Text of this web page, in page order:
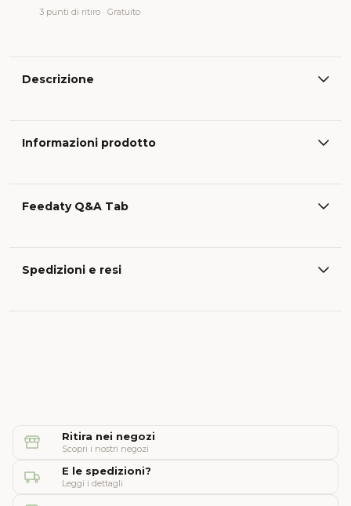
3 punti di ritiro · Gratuito
Descrizione
Informazioni prodotto
Feedaty Q&A Tab
Spedizioni e resi
Ritira nei negozi
Scopri i nostri negozi
E le spedizioni?
Leggi i dettagli